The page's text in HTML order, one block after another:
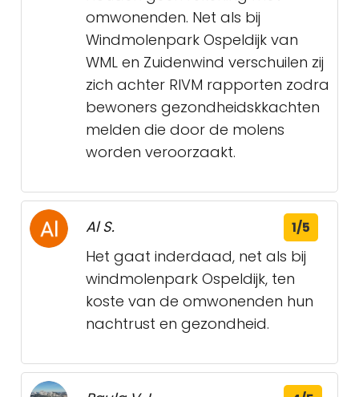
omwonenden. Net als bij
Windmolenpark Ospeldijk van
WML en Zuidenwind verschuilen zij
zich achter RIVM rapporten zodra
bewoners gezondheidskkachten
melden die door de molens
worden veroorzaakt.
Al S. 1/5
Het gaat inderdaad, net als bij
windmolenpark Ospeldijk, ten
koste van de omwonenden hun
nachtrust en gezondheid.